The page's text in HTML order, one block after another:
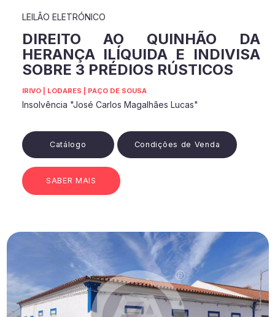
LEILÃO ELETRÓNICO
DIREITO AO QUINHÃO DA
HERANÇA ILÍQUIDA E INDIVISA
SOBRE 3 PRÉDIOS RÚSTICOS
IRIVO | LODARES | PAÇO DE SOUSA
Insolvência "José Carlos Magalhães Lucas"
Catálogo Condições de Venda
SABER MAIS